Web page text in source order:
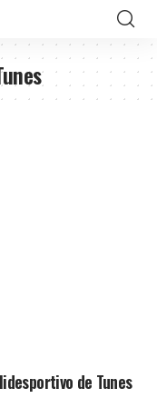
de Tunes